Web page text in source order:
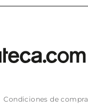
Condiciones de compra